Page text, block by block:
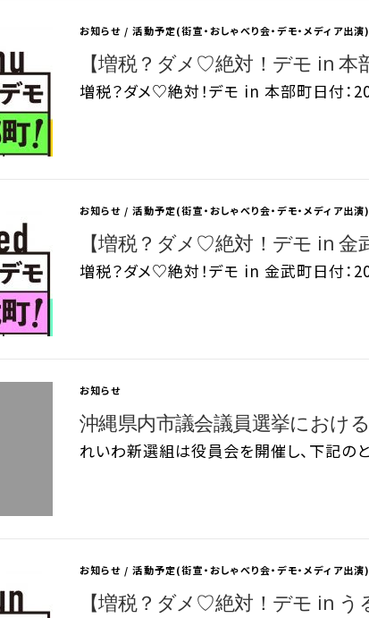
お知らせ/活動予定(街宣・おしゃべり会・デモ・メディア出演)
【増税？ダメ♡絶対！デモ in 本
増税？ダメ♡絶対！デモ in 本部町日付：
お知らせ/活動予定(街宣・おしゃべり会・デモ・メディア出演)
【増税？ダメ♡絶対！デモ in 金
増税？ダメ♡絶対！デモ in 金武町日付：
お知らせ
沖縄県内市議会議員選挙におけ
れいわ新選組は役員会を開催し、下記
お知らせ/活動予定(街宣・おしゃべり会・デモ・メディア出演)
【増税？ダメ♡絶対！デモ in